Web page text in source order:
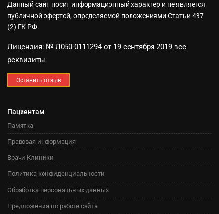
Данный сайт носит информационный характер и не является
публичной офертой, определяемой положениями Статьи 437
(2) ГК РФ.
Лицензия: № Л050-0111294 от 19 сентября 2019 все
реквизиты
Оставить отзыв
Пациентам
Памятка
Правовая информация
Врачи Клиники
Политика конфиденциальности
Обработка персональных данных
Предложения по работе сайта